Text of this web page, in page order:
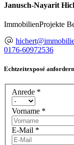
Janusch-Nayarit
ImmobilienProjekte
0176-60972536
Echtzeitexposé anfordern
Anrede *
Vorname *
E-Mail *